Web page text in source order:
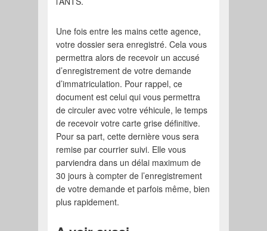
Une fois entre les mains cette agence,
votre dossier sera enregistré. Cela vous
permettra alors de recevoir un accusé
d’enregistrement de votre demande
d’immatriculation. Pour rappel, ce
document est celui qui vous permettra
de circuler avec votre véhicule, le temps
de recevoir votre carte grise définitive.
Pour sa part, cette dernière vous sera
remise par courrier suivi. Elle vous
parviendra dans un délai maximum de
30 jours à compter de l’enregistrement
de votre demande et parfois même, bien
plus rapidement.